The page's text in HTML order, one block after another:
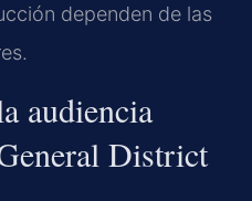
dependen de las
audiencia
District